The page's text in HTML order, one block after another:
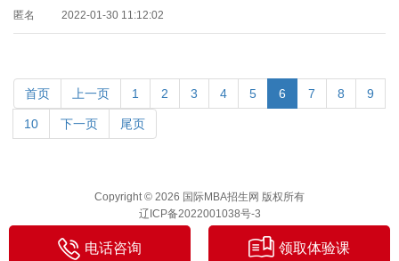
匿名 2022-01-30 11:12:02
首页 上一页 1 2 3 4 5 6 7 8 9
10 下一页 尾页
Copyright © 2026 国际MBA招生网 版权所有
辽ICP备2022001038号-3
电话咨询 领取体验课